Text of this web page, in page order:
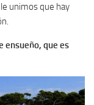
unimos que hay
ensueño, que es